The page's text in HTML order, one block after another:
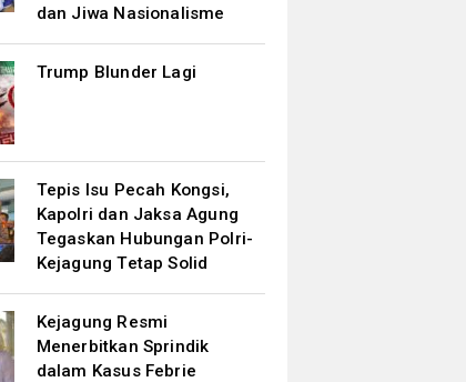
dan Jiwa Nasionalisme
Trump Blunder Lagi
Tepis Isu Pecah Kongsi,
Kapolri dan Jaksa Agung
Tegaskan Hubungan Polri-
Kejagung Tetap Solid
Kejagung Resmi
Menerbitkan Sprindik
dalam Kasus Febrie